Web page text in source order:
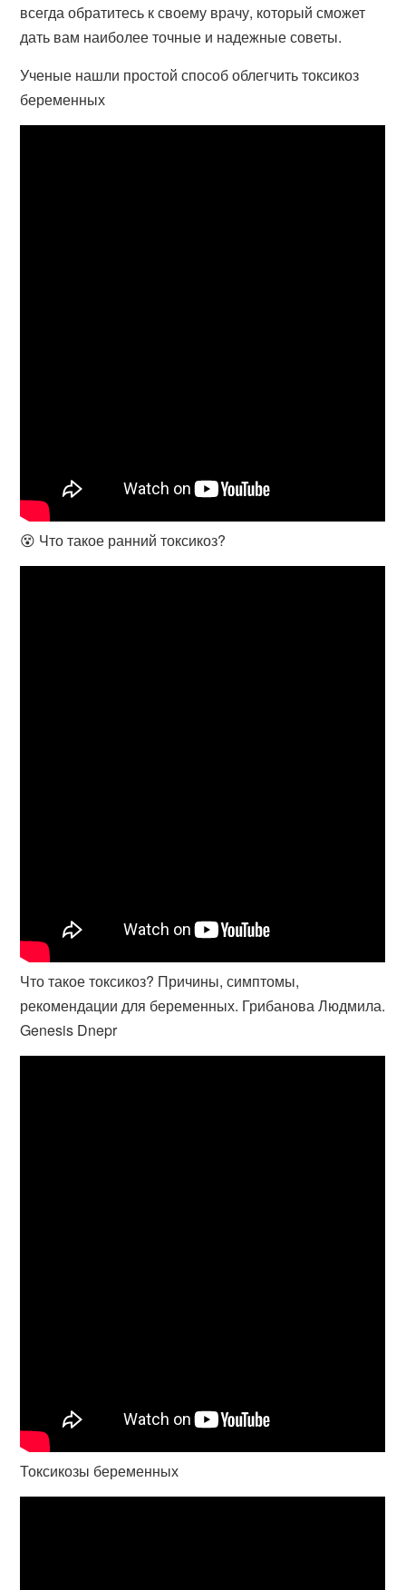
всегда обратитесь к своему врачу, который сможет
дать вам наиболее точные и надежные советы.
Ученые нашли простой способ облегчить токсикоз
беременных
😵 Что такое ранний токсикоз?
Что такое токсикоз? Причины, симптомы,
рекомендации для беременных. Грибанова Людмила.
Genesis Dnepr
Токсикозы беременных